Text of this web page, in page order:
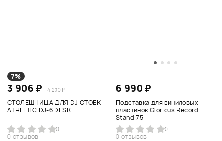
7%
3 906 ₽ 4 200 ₽
СТОЛЕШНИЦА ДЛЯ DJ СТОЕК
ATHLETIC DJ-6 DESK
0
0 отзывов
6 990 ₽
Подставка для виниловых
пластинок Glorious Record
Stand 75
0
0 отзывов